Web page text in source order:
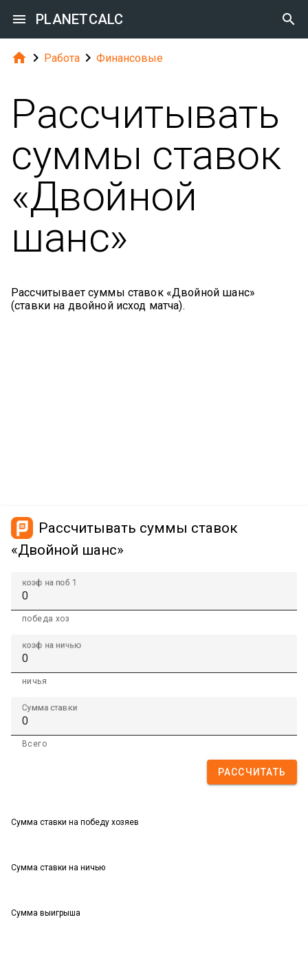
 PLANETCALC 
  Работа  Финансовые
Рассчитывать
суммы ставок
«Двойной
шанс»
Рассчитывает суммы ставок «Двойной шанс»
(ставки на двойной исход матча).
Рассчитывать суммы ставок
«Двойной шанс»
коэф на поб 1
победа хоз
коэф на ничью
ничья
Сумма ставки
Всего
РАССЧИТАТЬ
Сумма ставки на победу хозяев
Сумма ставки на ничью
Сумма выигрыша